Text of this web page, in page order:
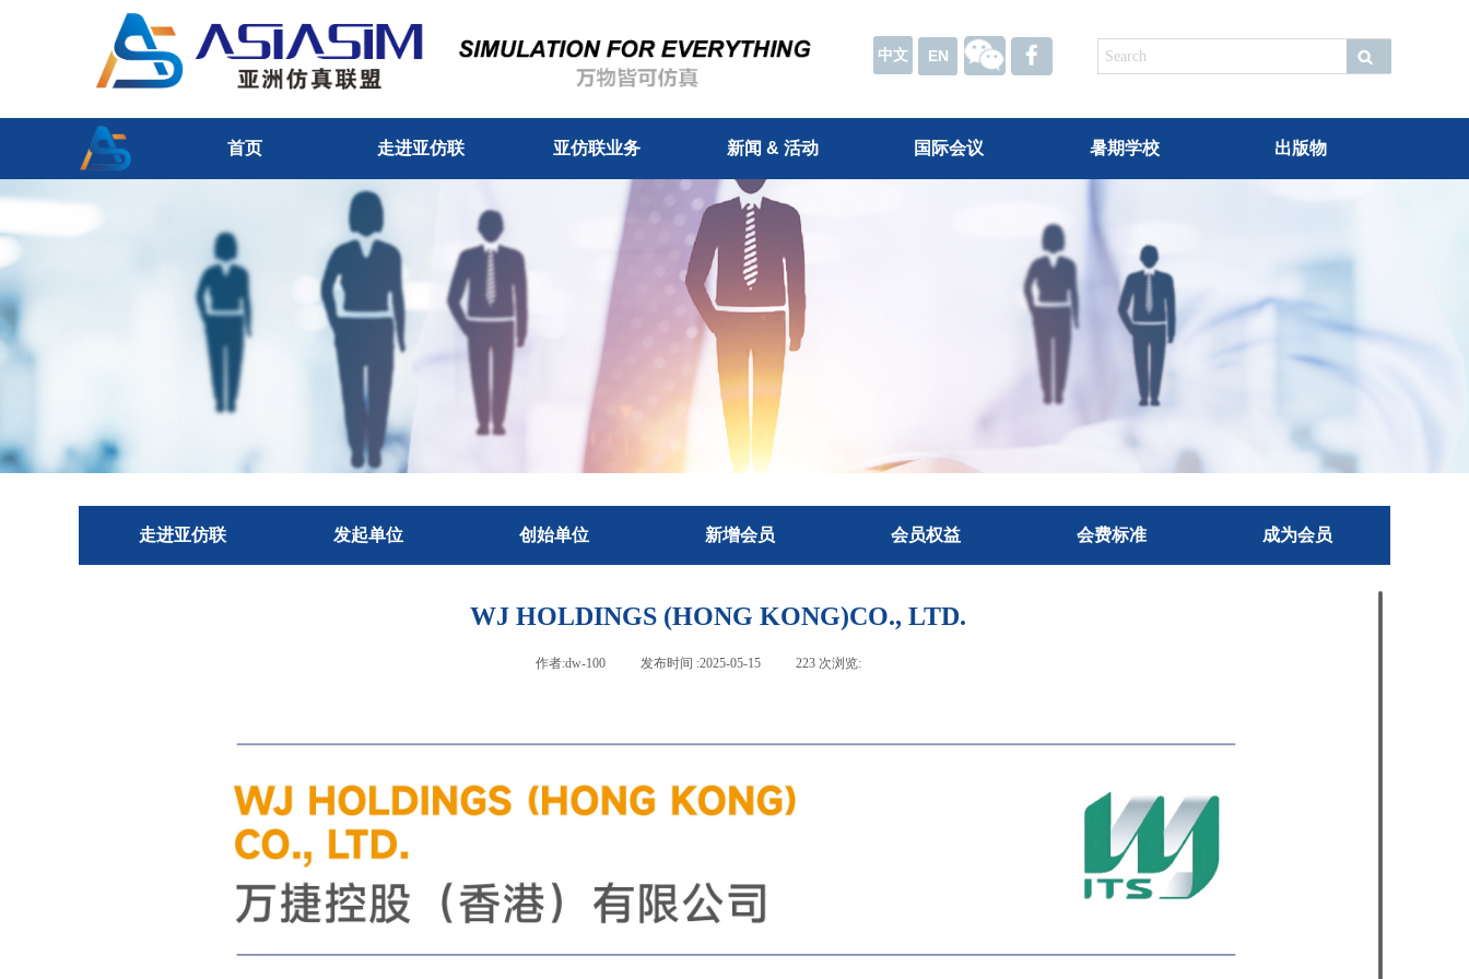
中文 .
EN
首页 走进亚仿联 亚仿联业务 新闻 & 活动 国际会议 暑期学校 出版物
走进亚仿联 发起单位 创始单位 新增会员 会员权益 会费标准 成为会员
WJ HOLDINGS (HONG KONG)CO., LTD.
作者:dw-100 发布时间 :2025-05-15 223 次浏览: